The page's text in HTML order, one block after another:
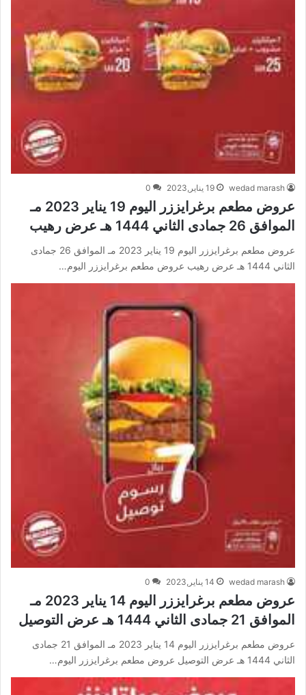
wedad marash 19 يناير,2023 0
عروض مطعم برغرايززر اليوم 19 يناير 2023 مـ
الموافق 26 جمادى الثاني 1444 هـ عرض رهيب
عروض مطعم برغرايززر اليوم 19 يناير 2023 مـ الموافق 26 جمادى
الثاني 1444 هـ عرض رهيب عروض مطعم برغرايززر اليوم…
wedad marash 14 يناير,2023 0
عروض مطعم برغرايززر اليوم 14 يناير 2023 مـ
الموافق 21 جمادى الثاني 1444 هـ عرض التوصيل
عروض مطعم برغرايززر اليوم 14 يناير 2023 مـ الموافق 21 جمادى
الثاني 1444 هـ عرض التوصيل عروض مطعم برغرايززر اليوم…